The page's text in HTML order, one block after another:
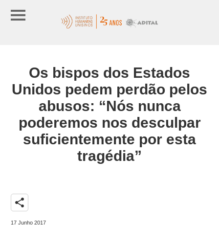
Os bispos dos Estados
Unidos pedem perdão pelos
abusos: “Nós nunca
poderemos nos desculpar
suficientemente por esta
tragédia”
share
17 Junho 2017